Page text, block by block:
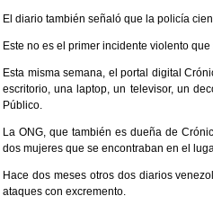
El diario también señaló que la policía
Este no es el primer incidente violento
Esta misma semana, el portal digital
escritorio, una laptop, un televisor, un
Público.
La ONG, que también es dueña de
dos mujeres que se encontraban en el
Hace dos meses otros dos diarios
ataques con excremento.